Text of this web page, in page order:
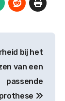
bij het
van een
passende